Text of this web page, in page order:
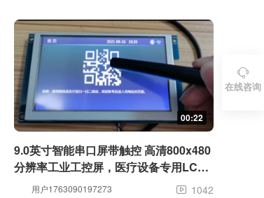
00:22
9.0英寸智能串口屏带触控 高清800x480
分辨率工业工控屏，医疗设备专用LCD
液晶显示屏。TTL/RS232，可定制
用户1763090197273  1042

在线咨询